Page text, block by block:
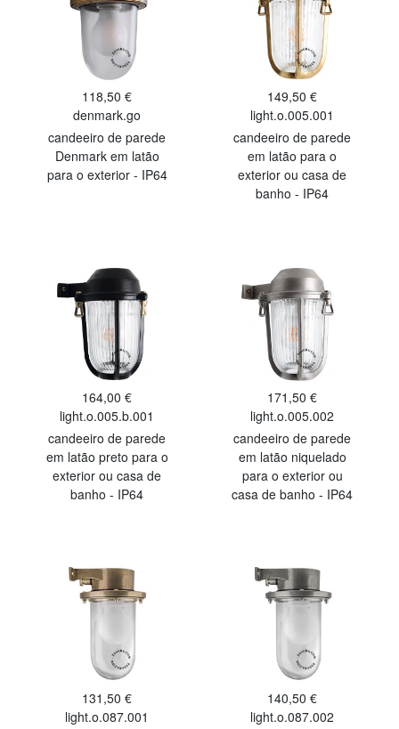
118,50 €
denmark.go
candeeiro de parede
Denmark em latão
para o exterior - IP64
149,50 €
light.o.005.001
candeeiro de parede
em latão para o
exterior ou casa de
banho - IP64
164,00 €
light.o.005.b.001
candeeiro de parede
em latão preto para o
exterior ou casa de
banho - IP64
171,50 €
light.o.005.002
candeeiro de parede
em latão niquelado
para o exterior ou
casa de banho - IP64
131,50 €
light.o.087.001
140,50 €
light.o.087.002